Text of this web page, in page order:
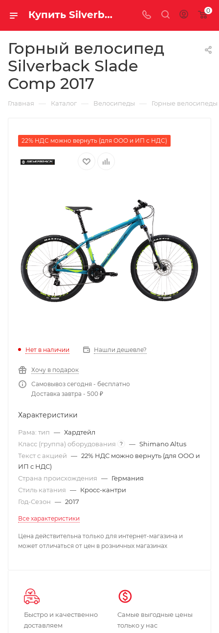
Купить Silverback Slade Comp 2017 за рублей, а со скидкой 0
Горный велосипед
Silverback Slade
Comp 2017
Главная — Каталог — Велосипеды — Горные велосипеды
22% НДС можно вернуть (для ООО и ИП с НДС)
Нет в наличии Нашли дешевле?
Хочу в подарок
Самовывоз сегодня - бесплатно
Доставка завтра - 500 ₽
Характеристики
Рама: тип — Хардтейл
Класс (группа) оборудования
? — Shimano Altus
Текст с акцией — 22% НДС можно вернуть (для ООО и
ИП с НДС)
Страна происхождения — Германия
Стиль катания — Кросс-кантри
Год-Сезон — 2017
Все характеристики
Цена действительна только для интернет-магазина и
может отличаться от цен в розничных магазинах
Быстро и качественно
доставляем
Самые выгодные цены
только у нас